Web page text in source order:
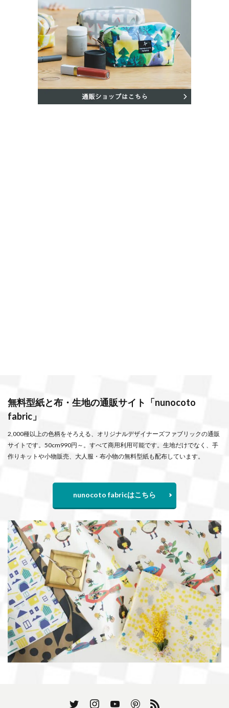
無料型紙と布・生地の通販サイト「nunocoto
fabric」
2,000種以上の色柄をそろえる、オリジナルデザイナーズファブリックの通販
サイトです。50cm990円～。すべて商用利用可能です。生地だけでなく、手
作りキットや小物販売、大人服・布小物の無料型紙も配布しています。
nunocoto fabricはこちら